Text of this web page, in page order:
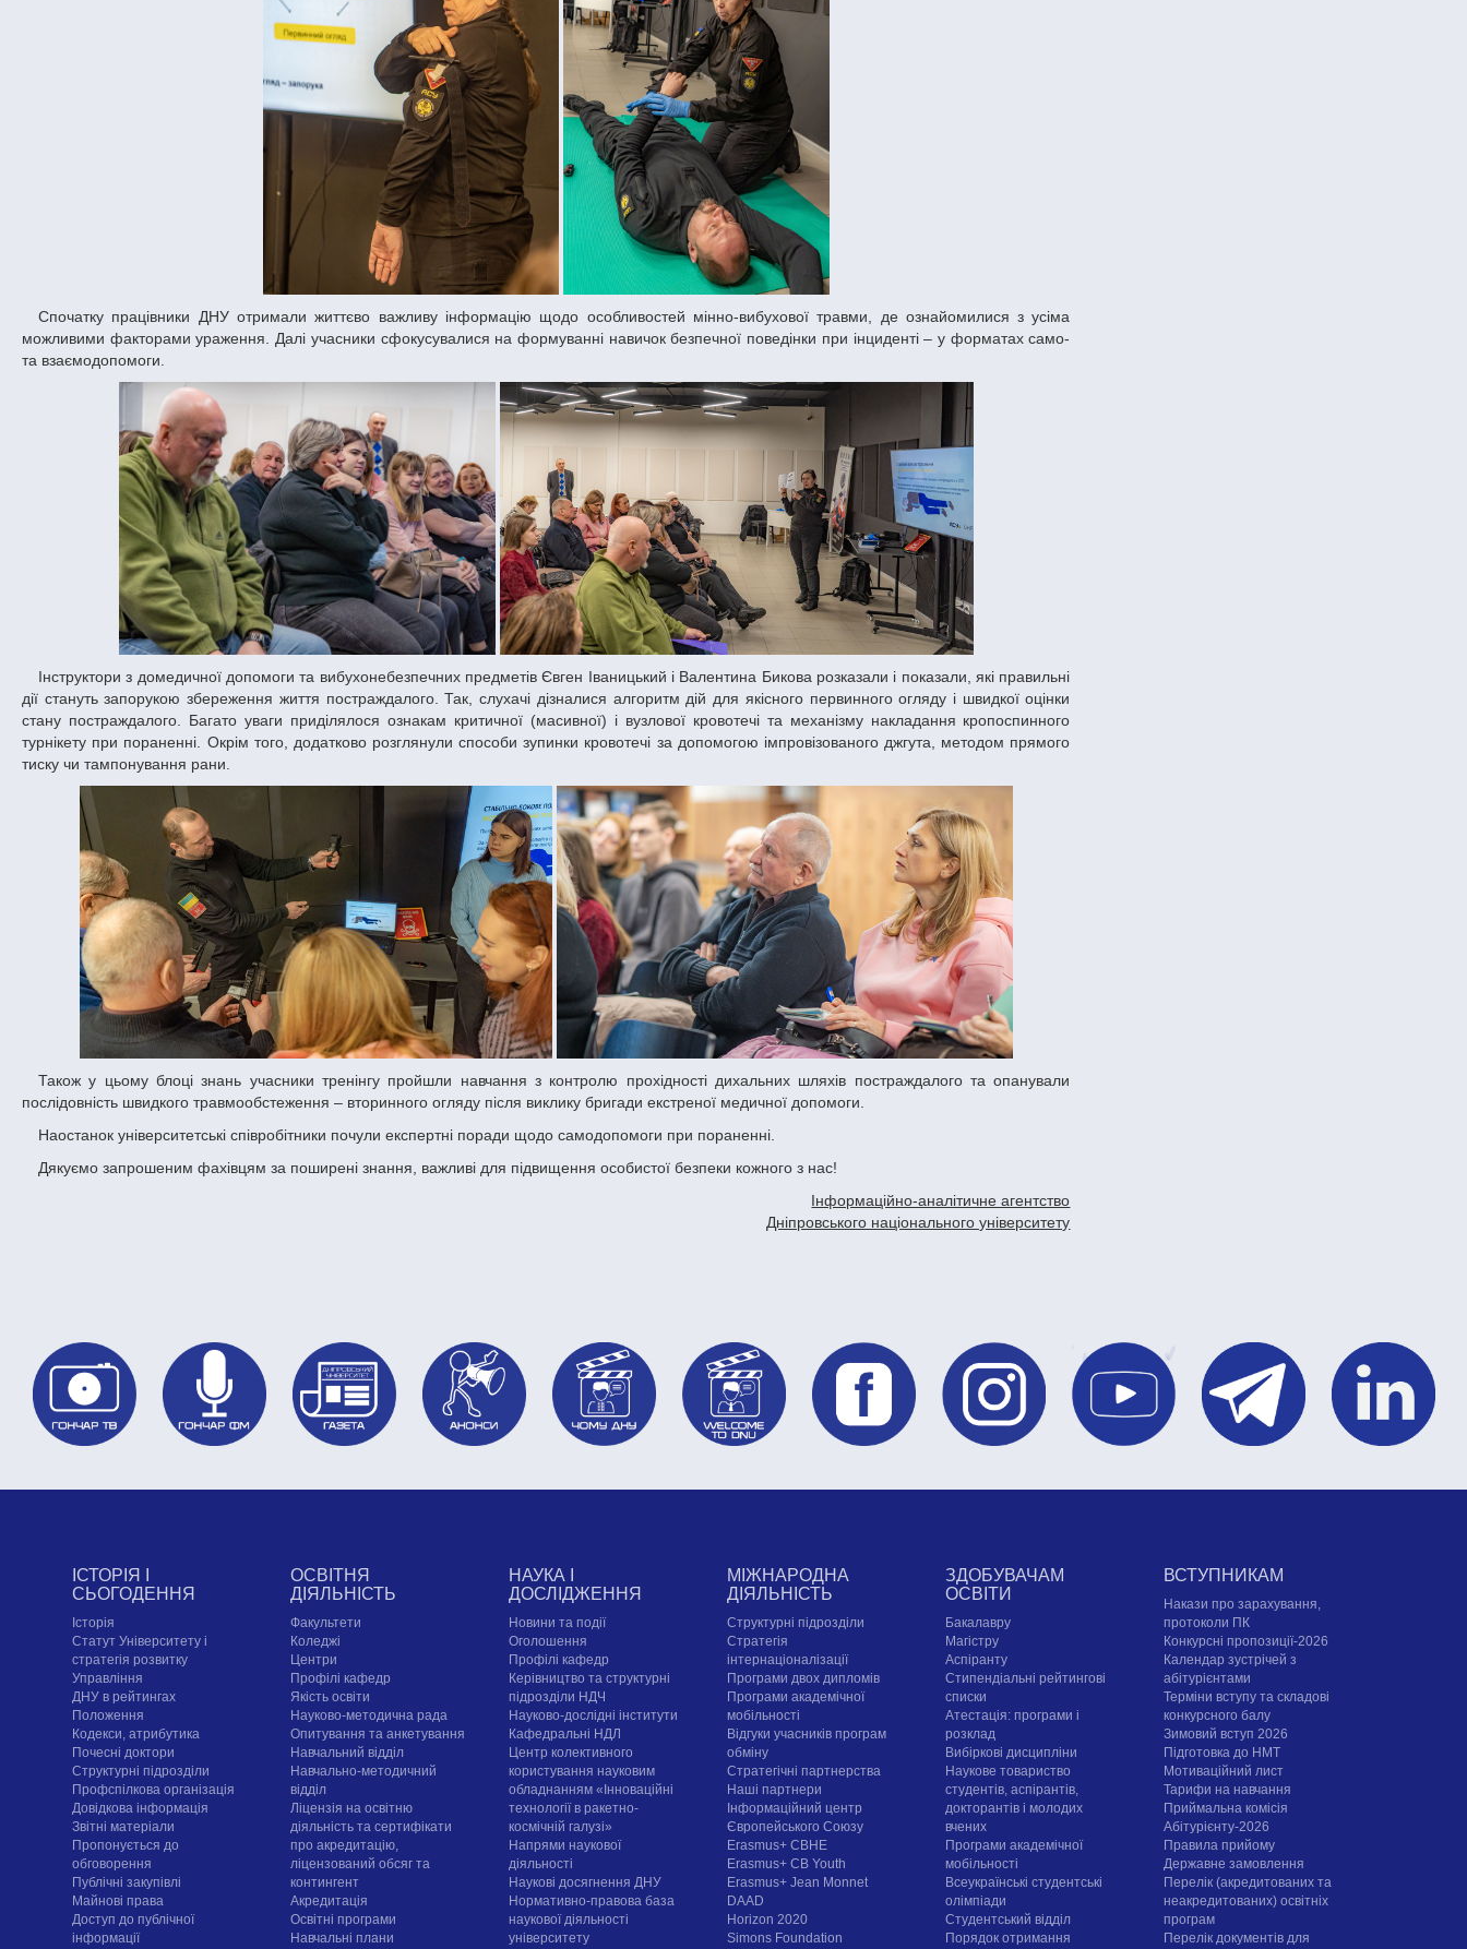
Спочатку працівники ДНУ отримали життєво важливу інформацію щодо особливостей мінно-вибухової травми, де ознайомилися з усіма
можливими факторами ураження. Далі учасники сфокусувалися на формуванні навичок безпечної поведінки при інциденті – у форматах само-
та взаємодопомоги.
Інструктори з домедичної допомоги та вибухонебезпечних предметів Євген Іваницький і Валентина Бикова розказали і показали, які правильні
дії стануть запорукою збереження життя постраждалого. Так, слухачі дізналися алгоритм дій для якісного первинного огляду і швидкої оцінки
стану постраждалого. Багато уваги приділялося ознакам критичної (масивної) і вузлової кровотечі та механізму накладання кропоспинного
турнікету при пораненні. Окрім того, додатково розглянули способи зупинки кровотечі за допомогою імпровізованого джгута, методом прямого
тиску чи тампонування рани.
Також у цьому блоці знань учасники тренінгу пройшли навчання з контролю прохідності дихальних шляхів постраждалого та опанували
послідовність швидкого травмообстеження – вторинного огляду після виклику бригади екстреної медичної допомоги.
Наостанок університетські співробітники почули експертні поради щодо самодопомоги при пораненні.
Дякуємо запрошеним фахівцям за поширені знання, важливі для підвищення особистої безпеки кожного з нас!
Інформаційно-аналітичне агентство
Дніпровського національного університету
ІСТОРІЯ І
СЬОГОДЕННЯ
Історія
Статут Університету і
стратегія розвитку
Управління
ДНУ в рейтингах
Положення
Кодекси, атрибутика
Почесні доктори
Структурні підрозділи
Профспілкова організація
Довідкова інформація
Звітні матеріали
Пропонується до
обговорення
Публічні закупівлі
Майнові права
Доступ до публічної
інформації
ОСВІТНЯ
ДІЯЛЬНІСТЬ
Факультети
Коледжі
Центри
Профілі кафедр
Якість освіти
Науково-методична рада
Опитування та анкетування
Навчальний відділ
Навчально-методичний
відділ
Ліцензія на освітню
діяльність та сертифікати
про акредитацію,
ліцензований обсяг та
контингент
Акредитація
Освітні програми
Навчальні плани
НАУКА І
ДОСЛІДЖЕННЯ
Новини та події
Оголошення
Профілі кафедр
Керівництво та структурні
підрозділи НДЧ
Науково-дослідні інститути
Кафедральні НДЛ
Центр колективного
користування науковим
обладнанням «Інноваційні
технології в ракетно-
космічній галузі»
Напрями наукової
діяльності
Наукові досягнення ДНУ
Нормативно-правова база
наукової діяльності
університету
МІЖНАРОДНА
ДІЯЛЬНІСТЬ
Структурні підрозділи
Стратегія
інтернаціоналізації
Програми двох дипломів
Програми академічної
мобільності
Відгуки учасників програм
обміну
Стратегічні партнерства
Наші партнери
Інформаційний центр
Європейського Союзу
Erasmus+ CBHE
Erasmus+ CB Youth
Erasmus+ Jean Monnet
DAAD
Horizon 2020
Simons Foundation
ЗДОБУВАЧАМ
ОСВІТИ
Бакалавру
Магістру
Аспіранту
Стипендіальні рейтингові
списки
Атестація: програми і
розклад
Вибіркові дисципліни
Наукове товариство
студентів, аспірантів,
докторантів і молодих
вчених
Програми академічної
мобільності
Всеукраїнські студентські
олімпіади
Студентський відділ
Порядок отримання
ВСТУПНИКАМ
Накази про зарахування,
протоколи ПК
Конкурсні пропозиції-2026
Календар зустрічей з
абітурієнтами
Терміни вступу та складові
конкурсного балу
Зимовий вступ 2026
Підготовка до НМТ
Мотиваційний лист
Тарифи на навчання
Приймальна комісія
Абітурієнту-2026
Правила прийому
Державне замовлення
Перелік (акредитованих та
неакредитованих) освітніх
програм
Перелік документів для